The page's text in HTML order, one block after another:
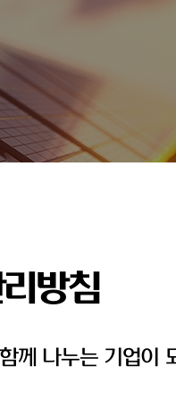
방침
께 나누는 기업이